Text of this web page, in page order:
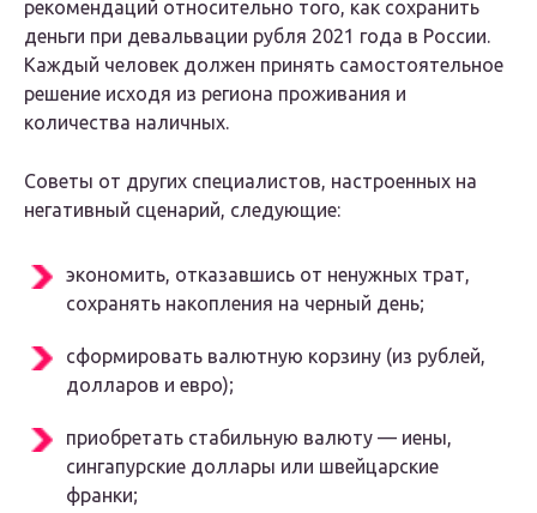
рекомендаций относительно того, как сохранить
деньги при девальвации рубля 2021 года в России.
Каждый человек должен принять самостоятельное
решение исходя из региона проживания и
количества наличных.
Советы от других специалистов, настроенных на
негативный сценарий, следующие:
экономить, отказавшись от ненужных трат,
сохранять накопления на черный день;
сформировать валютную корзину (из рублей,
долларов и евро);
приобретать стабильную валюту — иены,
сингапурские доллары или швейцарские
франки;